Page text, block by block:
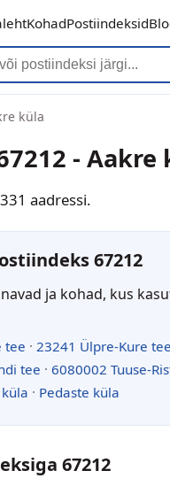
KohadPostiindeksid
küla
- Aakre
aadressi.
67212
ja kohad, kus
tee · 23241 Ülpre-Kure tee
tee · 6080002 Tuuse-
· Pedaste küla
67212